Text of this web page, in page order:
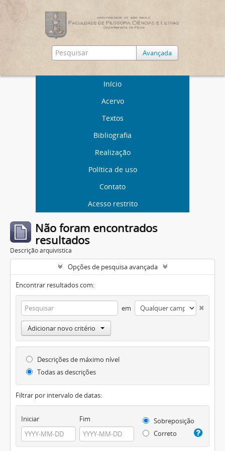
Avançada
Início
Acervo
Textos
Bibliografia
Realização
Política de uso
Contato
Acesso restrito
Não foram encontrados
resultados
Descrição arquivística
Opções de pesquisa avançada
Encontrar resultados com:
em
Adicionar novo critério
Descrições de máximo nível
Todas as descrições
Filtrar por intervalo de datas:
Iniciar Fim
Sobreposição
Correto